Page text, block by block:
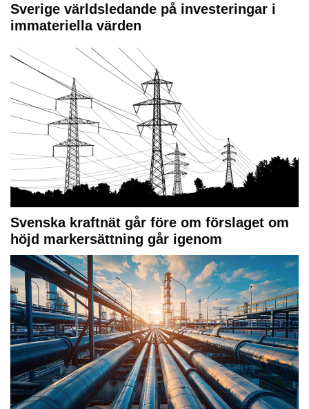
Sverige världsledande på investeringar i
immateriella värden
Svenska kraftnät går före om förslaget om
höjd markersättning går igenom